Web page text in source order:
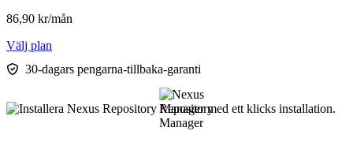
86,90 kr/mån
Välj plan
30-dagars pengarna-tillbaka-garanti